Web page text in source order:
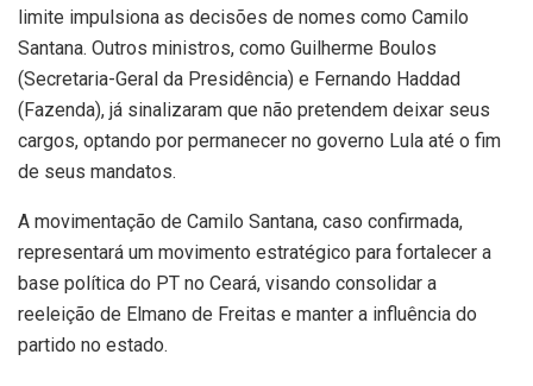
limite impulsiona as decisões de nomes como Camilo
Santana. Outros ministros, como Guilherme Boulos
(Secretaria-Geral da Presidência) e Fernando Haddad
(Fazenda), já sinalizaram que não pretendem deixar seus
cargos, optando por permanecer no governo Lula até o fim
de seus mandatos.
A movimentação de Camilo Santana, caso confirmada,
representará um movimento estratégico para fortalecer a
base política do PT no Ceará, visando consolidar a
reeleição de Elmano de Freitas e manter a influência do
partido no estado.